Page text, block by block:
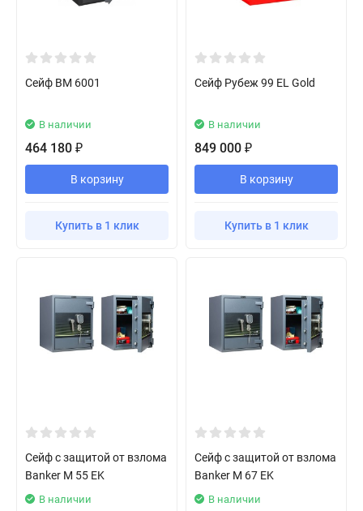
Сейф BM 6001
В наличии
464 180 ₽
В корзину
Купить в 1 клик
Сейф Рубеж 99 EL Gold
В наличии
849 000 ₽
В корзину
Купить в 1 клик
Сейф с защитой от взлома
Banker M 55 EK
В наличии
Сейф с защитой от взлома
Banker M 67 EK
В наличии